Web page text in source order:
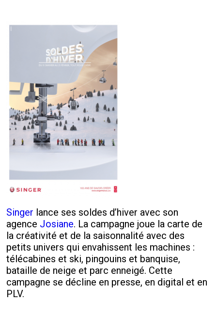
Singer lance ses soldes d’hiver avec son
agence Josiane. La campagne joue la carte de
la créativité et de la saisonnalité avec des
petits univers qui envahissent les machines :
télécabines et ski, pingouins et banquise,
bataille de neige et parc enneigé. Cette
campagne se décline en presse, en digital et en
PLV.